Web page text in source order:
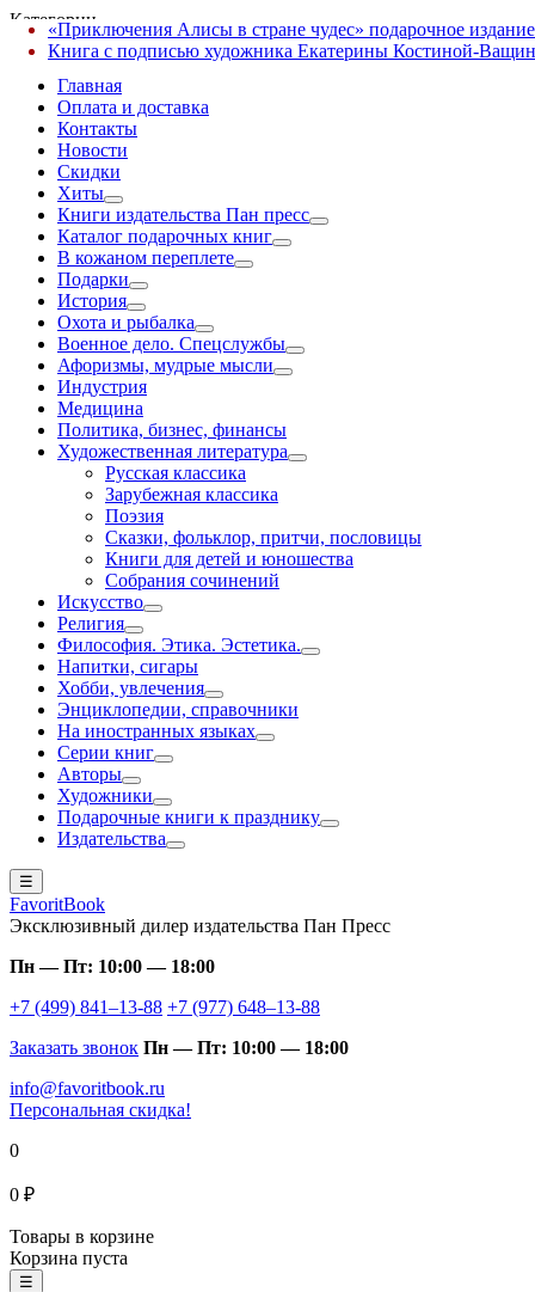
Категории
Главная
Оплата и доставка
Контакты
Новости
Скидки
Хиты
Книги издательства Пан пресс
Каталог подарочных книг
В кожаном переплете
Подарки
История
Охота и рыбалка
Военное дело. Спецслужбы
Афоризмы, мудрые мысли
Индустрия
Медицина
Политика, бизнес, финансы
Художественная литература
Русская классика
Зарубежная классика
Поэзия
Сказки, фольклор, притчи, пословицы
Книги для детей и юношества
Собрания сочинений
Искусство
Религия
Философия. Этика. Эстетика.
Напитки, сигары
Хобби, увлечения
Энциклопедии, справочники
На иностранных языках
Серии книг
Авторы
Художники
Подарочные книги к празднику
Издательства
☰
FavoritBook
Эксклюзивный дилер издательства Пан Пресс
Пн — Пт: 10:00 — 18:00
+7 (499) 841–13-88 +7 (977) 648–13-88
Заказать звонок Пн — Пт: 10:00 — 18:00
info@favoritbook.ru
Персональная скидка!
0
0 ₽
Товары в корзине
Корзина пуста
☰
«Приключения Алисы в стране чудес» подарочное издание
Книга с подписью художника Екатерины Костиной-